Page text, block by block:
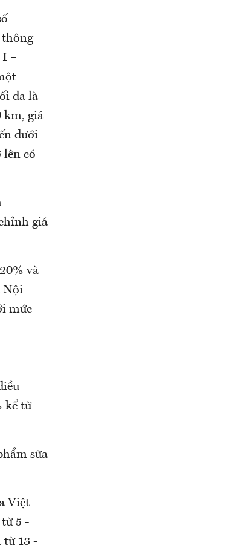
thông
I –
đa là
km, giá
dưới
lên có
giá
và
Nội –
mức
kể từ
sữa
Việt
5 -
từ 13 -